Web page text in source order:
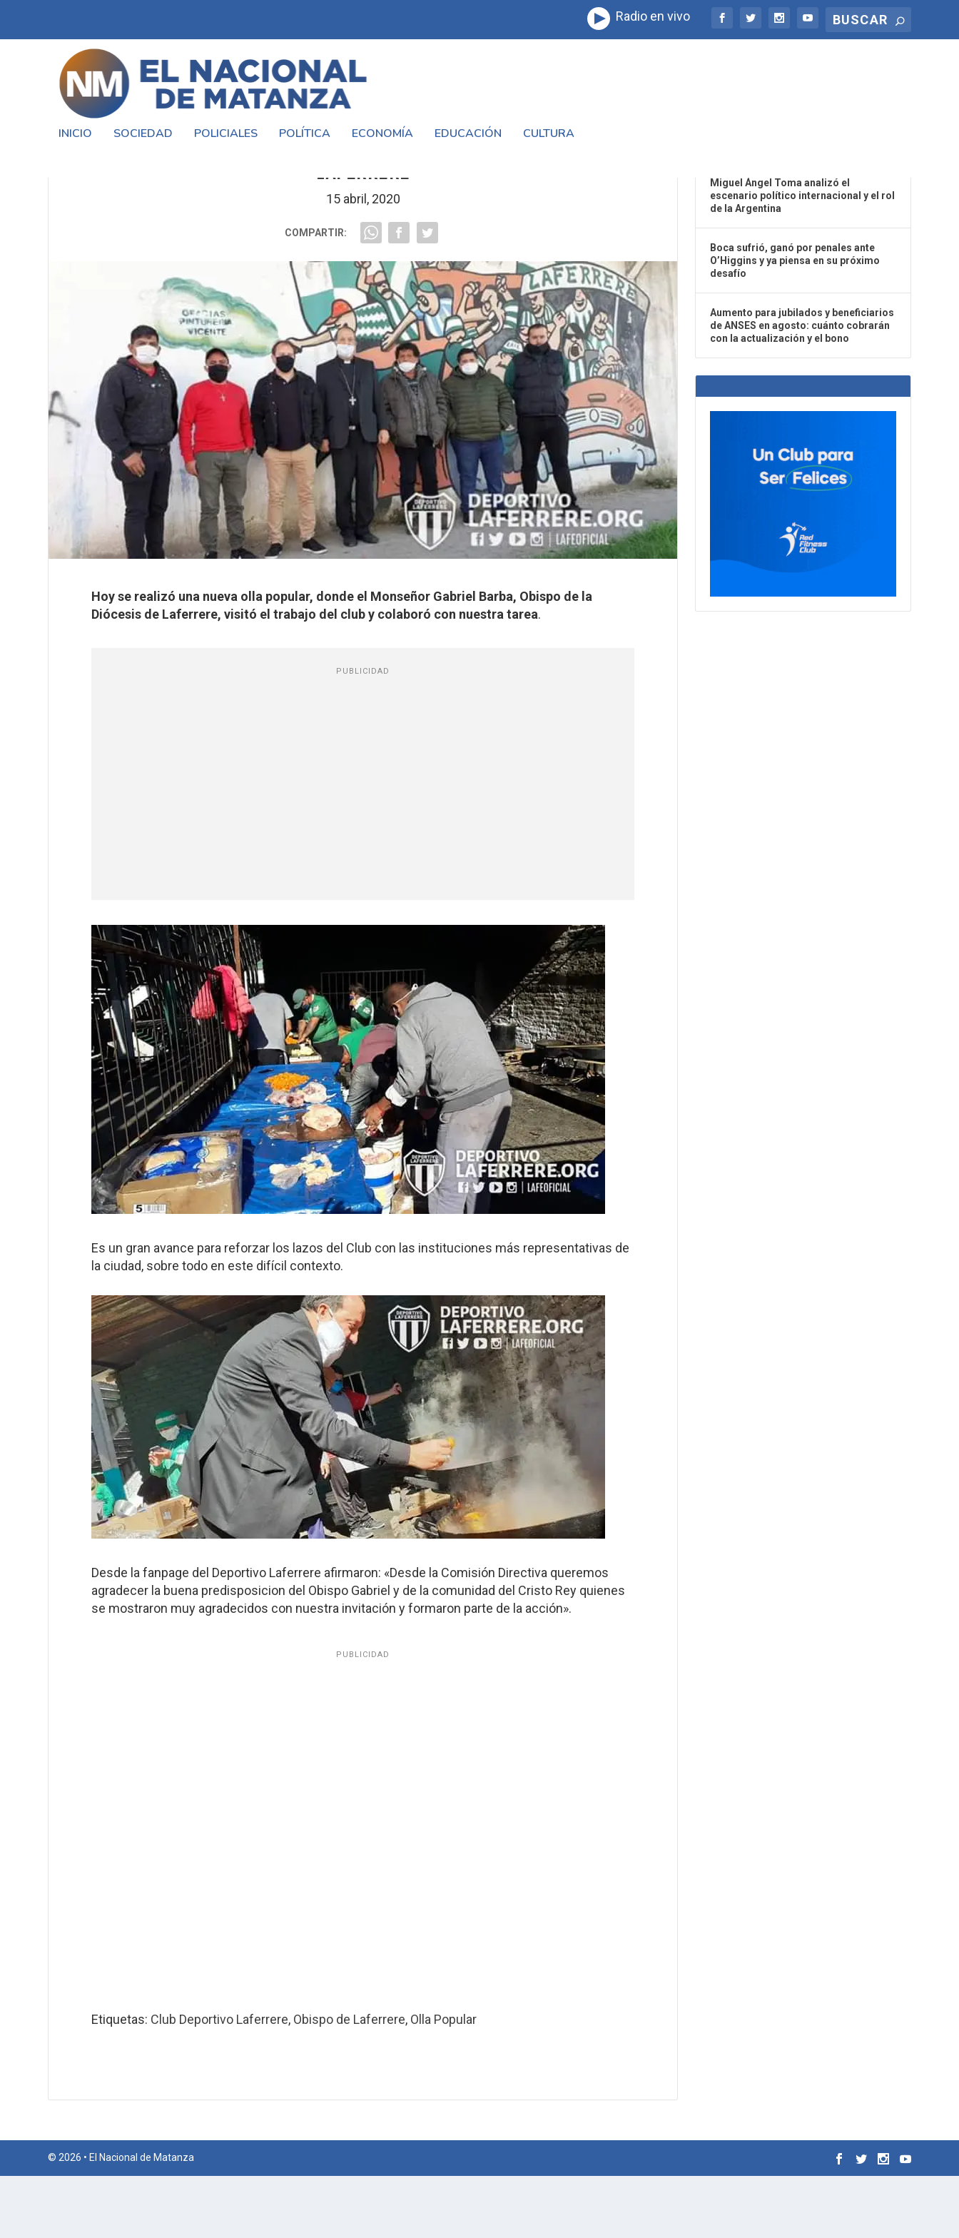
Radio en vivo
INICIO SOCIEDAD POLICIALES POLÍTICA ECONOMÍA EDUCACIÓN CULTURA
LAFERRERE
15 abril, 2020
COMPARTIR:
Hoy se realizó una nueva olla popular, donde el Monseñor Gabriel Barba, Obispo de la
Diócesis de Laferrere, visitó el trabajo del club y colaboró con nuestra tarea.
PUBLICIDAD
Es un gran avance para reforzar los lazos del Club con las instituciones más representativas de
la ciudad, sobre todo en este difícil contexto.
Desde la fanpage del Deportivo Laferrere afirmaron: «Desde la Comisión Directiva queremos
agradecer la buena predisposicion del Obispo Gabriel y de la comunidad del Cristo Rey quienes
se mostraron muy agradecidos con nuestra invitación y formaron parte de la acción».
PUBLICIDAD
Etiquetas: Club Deportivo Laferrere, Obispo de Laferrere, Olla Popular
Miguel Ángel Toma analizó el
escenario político internacional y el rol
de la Argentina
Boca sufrió, ganó por penales ante
O’Higgins y ya piensa en su próximo
desafío
Aumento para jubilados y beneficiarios
de ANSES en agosto: cuánto cobrarán
con la actualización y el bono
© 2026 • El Nacional de Matanza